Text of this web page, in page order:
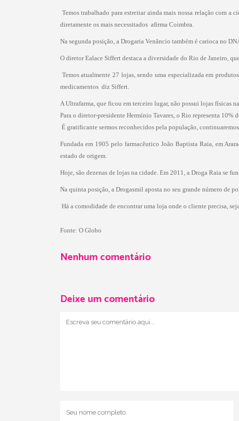
 Temos trabalhado para estreitar ainda mais nossa relação com
diretamente os mais necessitados  afirma Coimbra.
Na segunda posição, a Drogaria Venâncio também é carioca no
O diretor Ealace Siffert destaca a diversidade do Rio de Janeiro,
 Temos atualmente 27 lojas, sendo uma especializada em
medicamentos  diz Siffert.
A Ultrafarma, que ficou em terceiro lugar, não possui lojas físicas
Para o diretor-presidente Hermínio Tavares, o Rio representa 10%
 É gratificante sermos reconhecidos pela população,
Fundada em 1905 pelo farmacêutico João Baptista Raia, em
estado de origem.
Hoje, são dezenas de lojas na cidade. Em 2011, a Droga Raia se
Na quinta posição, a Drogasmil aposta no seu grande número de
 Há a comodidade de encontrar uma loja onde o cliente precisa,
Fonte: O Globo
Nenhum comentário
Deixe um comentário